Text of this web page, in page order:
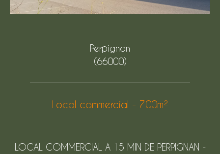
Perpignan
(66000)
Local commercial - 700m²
LOCAL COMMERCIAL A 15 MIN DE PERPIGNAN -
FILTRER PAR
COUPS DE COEUR EXCLUSIVITÉS